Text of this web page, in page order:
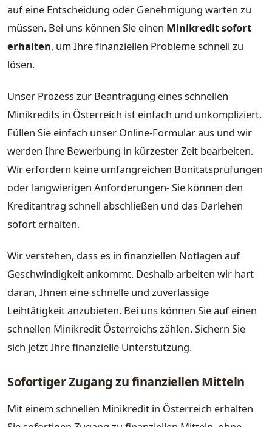
auf eine Entscheidung oder Genehmigung warten zu
müssen. Bei uns können Sie einen Minikredit sofort
erhalten, um Ihre finanziellen Probleme schnell zu
lösen.
Unser Prozess zur Beantragung eines schnellen
Minikredits in Österreich ist einfach und unkompliziert.
Füllen Sie einfach unser Online-Formular aus und wir
werden Ihre Bewerbung in kürzester Zeit bearbeiten.
Wir erfordern keine umfangreichen Bonitätsprüfungen
oder langwierigen Anforderungen- Sie können den
Kreditantrag schnell abschließen und das Darlehen
sofort erhalten.
Wir verstehen, dass es in finanziellen Notlagen auf
Geschwindigkeit ankommt. Deshalb arbeiten wir hart
daran, Ihnen eine schnelle und zuverlässige
Leihtätigkeit anzubieten. Bei uns können Sie auf einen
schnellen Minikredit Österreichs zählen. Sichern Sie
sich jetzt Ihre finanzielle Unterstützung.
Sofortiger Zugang zu finanziellen Mitteln
Mit einem schnellen Minikredit in Österreich erhalten